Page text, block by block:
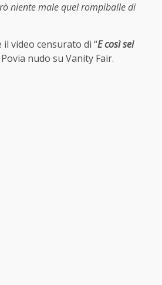
niente male quel rompiballe di
video censurato di “E così sei
nudo su Vanity Fair.